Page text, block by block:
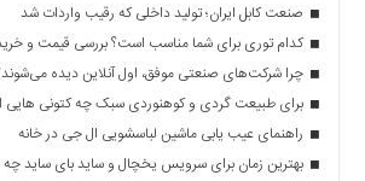
صنعت کابل ایران؛ تولید داخلی که رقیب واردات شد
کدام توری برای شما مناسب است؟ بررسی قیمت و
چرا شرکت‌های صنعتی موفق، اول آنلاین دیده
برای طبیعت گردی و کوهنوردی سبک چه کتونی هایی
راهنمای عیب یابی ماشین لباسشویی ال جی در خانه
بهترین زمان برای سرویس یخچال و ساید بای ساید